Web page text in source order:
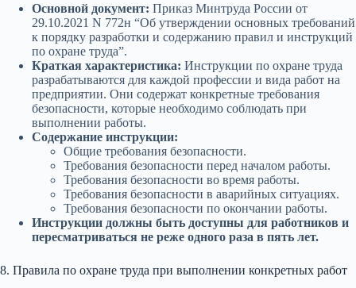
Основной документ: Приказ Минтруда России от
29.10.2021 N 772н “Об утверждении основных требований
к порядку разработки и содержанию правил и инструкций
по охране труда”.
Краткая характеристика: Инструкции по охране труда
разрабатываются для каждой профессии и вида работ на
предприятии. Они содержат конкретные требования
безопасности, которые необходимо соблюдать при
выполнении работы.
Содержание инструкции:
Общие требования безопасности.
Требования безопасности перед началом работы.
Требования безопасности во время работы.
Требования безопасности в аварийных ситуациях.
Требования безопасности по окончании работы.
Инструкции должны быть доступны для работников и
пересматриваться не реже одного раза в пять лет.
8. Правила по охране труда при выполнении конкретных работ